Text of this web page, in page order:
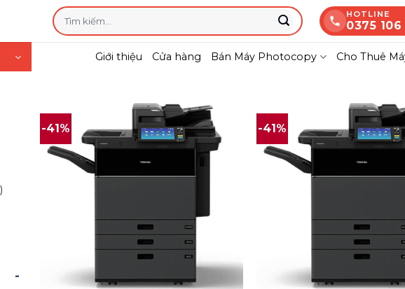
Tìm
kiếm:
HOTLINE
0375 106
Giới thiệu Cửa hàng Bán Máy Photocopy Cho Thuê
-
-41% -41%